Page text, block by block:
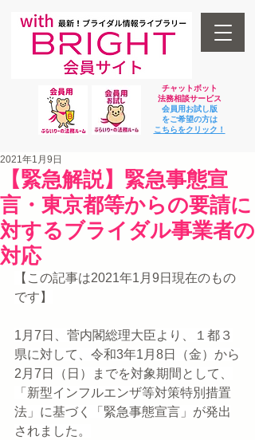
チャットボット
法務相談サービス
会員用お試し版
をご希望の方は
​こちらをクリック！
【緊急解説】緊急事態宣
言・東京都等からの要請に
対するブライダル事業者の
対応
2021年1月9日
【この記事は2021年1月9日現在のもの
です】
1月7日、菅内閣総理大臣より、１都３
県に対して、令和3年1月8日（金）から
2月7日（日）までを対象期間として、
「新型インフルエンザ等対策特別措置
法」に基づく「緊急事態宣言」が発出
されました。